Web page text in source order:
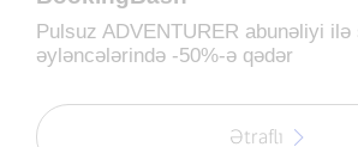
Pulsuz ADVENTURER abunəliyi ilə
əyləncələrində -50%-ə qədər
Ətraflı